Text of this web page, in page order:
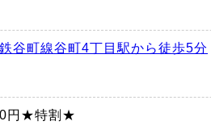
谷町線谷町4丁目駅から徒歩5分
円★特割★